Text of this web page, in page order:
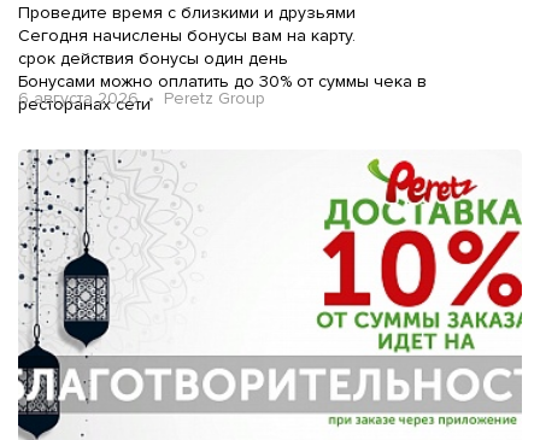
Проведите время с близкими и друзьями
Сегодня начислены бонусы вам на карту.
срок действия бонусы один день
Бонусами можно оплатить до 30% от суммы чека в
ресторанах сети
6 августа 2026 • Peretz Group